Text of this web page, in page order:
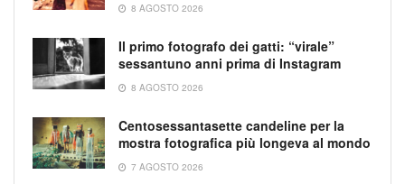
8 AGOSTO 2026
Il primo fotografo dei gatti: “virale”
sessantuno anni prima di Instagram
8 AGOSTO 2026
Centosessantasette candeline per la
mostra fotografica più longeva al mondo
7 AGOSTO 2026